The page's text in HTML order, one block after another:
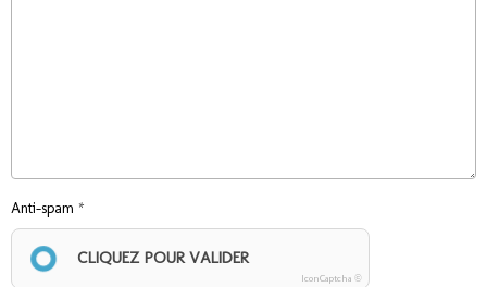
Anti-spam
CLIQUEZ POUR VALIDER
IconCaptcha ©